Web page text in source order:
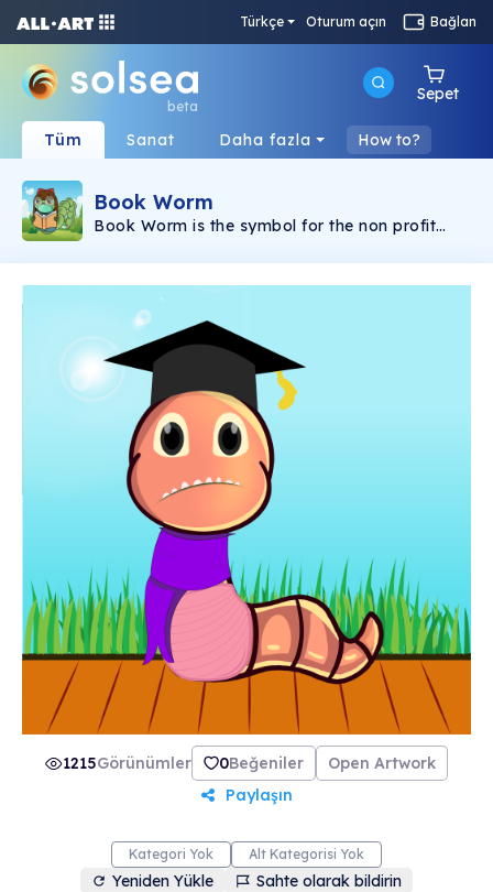
Türkçe Oturum açın Bağlan
beta
Sepet
Tüm Sanat Daha fazla How to?
Book Worm
Book Worm is the symbol for the non profit
Currency Ticker symbol WORM. You can play
Bookworm. You can also download the game
on the Apple IOS or Google Play Stores.
1215Görünümler 0Beğeniler
Open Artwork
Paylaşın
Kategori Yok Alt Kategorisi Yok
Yeniden Yükle Sahte olarak bildirin